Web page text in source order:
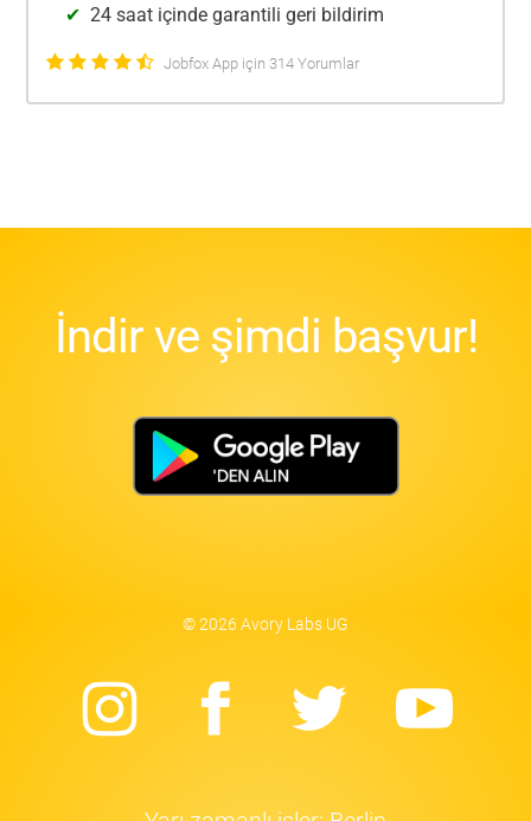
24 saat içinde garantili geri bildirim
Jobfox App için 314 Yorumlar
İndir ve şimdi başvur!
© 2026 Avory Labs UG
Instagram
Facebook
Twitter